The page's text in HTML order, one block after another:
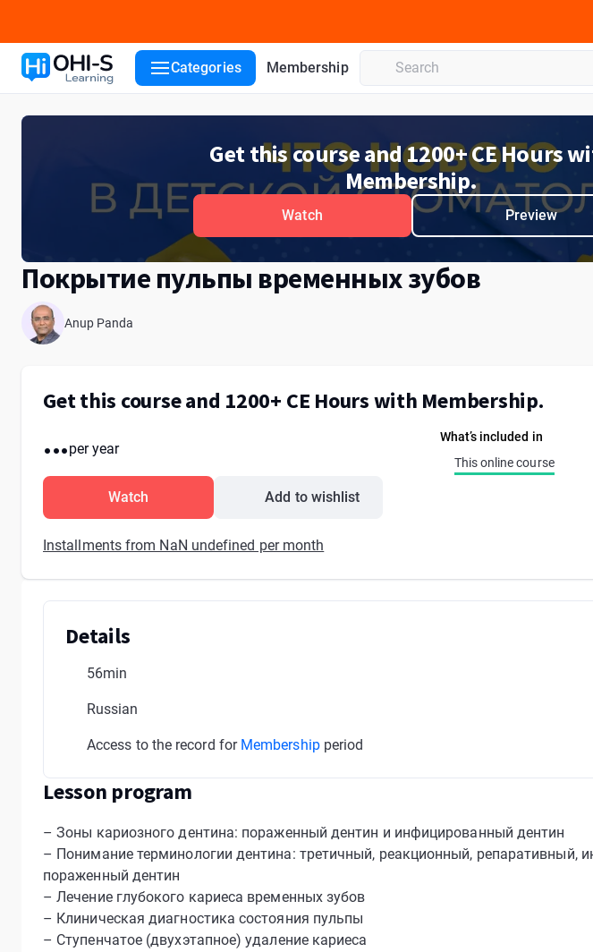
Categories Membership
Get this course and 1200+ CE Hours
Membership.
Watch Preview
Покрытие пульпы временных зубов
Anup Panda
Get this course and 1200+ CE Hours with Membership.
...per year
Watch Add to wishlist
Installments from NaN undefined per month
What’s included in
This online course
Details
56min
Russian
Access to the record for Membershipperiod
Lesson program
– Зоны кариозного дентина: пораженный дентин и инфицированный дентин
– Понимание терминологии дентина: третичный, реакционный, репаративный,
пораженный дентин
– Лечение глубокого кариеса временных зубов
– Клиническая диагностика состояния пульпы
– Ступенчатое (двухэтапное) удаление кариеса